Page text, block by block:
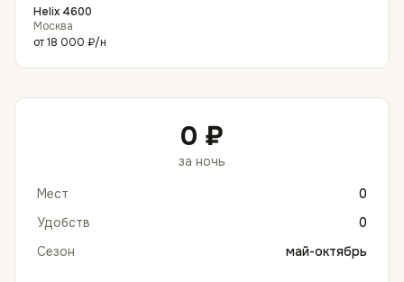
Helix 4600
Москва
от18 000 ₽/н
0 ₽
за ночь
Мест
0
Удобств
0
Сезон
май-октябрь